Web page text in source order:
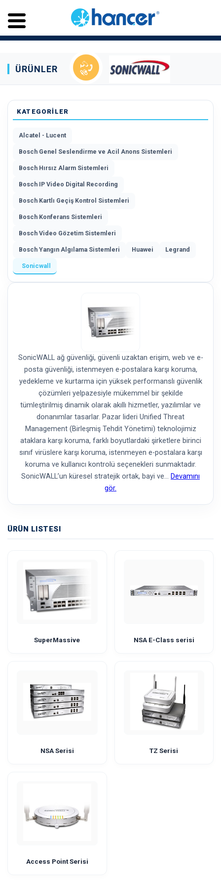
ÜRÜNLER
KATEGORİLER
Alcatel - Lucent
Bosch Genel Seslendirme ve Acil Anons Sistemleri
Bosch Hırsız Alarm Sistemleri
Bosch IP Video Digital Recording
Bosch Kartlı Geçiş Kontrol Sistemleri
Bosch Konferans Sistemleri
Bosch Video Gözetim Sistemleri
Bosch Yangın Algılama Sistemleri Huawei Legrand
Sonicwall
SonicWALL ağ güvenliği, güvenli uzaktan erişim, web ve e-
posta güvenliği, istenmeyen e-postalara karşı koruma,
yedekleme ve kurtarma için yüksek performanslı güvenlik
çözümleri yelpazesiyle mükemmel bir şekilde
tümleştirilmiş dinamik olarak akıllı hizmetler, yazılımlar ve
donanımlar tasarlar. Pazar lideri Unified Threat
Management (Birleşmiş Tehdit Yönetimi) teknolojimiz
ataklara karşı koruma, farklı boyutlardaki şirketlere birinci
sınıf virüslere karşı koruma, istenmeyen e-postalara karşı
koruma ve kullanıcı kontrolü seçenekleri sunmaktadır.
SonicWALL’un küresel stratejik ortak, bayi ve… Devamını
gör.
ÜRÜN LISTESI
SuperMassive NSA E-Class serisi
NSA Serisi TZ Serisi
Access Point Serisi